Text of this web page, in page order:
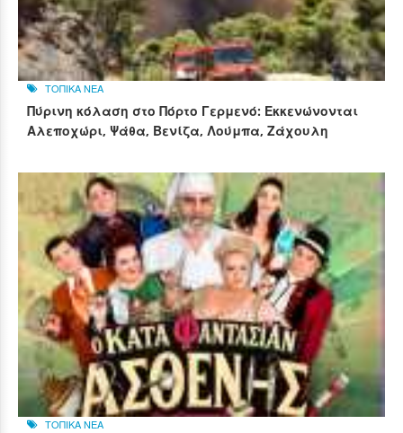
ΤΟΠΙΚΑ ΝΕΑ
Πύρινη κόλαση στο Πόρτο Γερμενό: Εκκενώνονται
Αλεποχώρι, Ψάθα, Βενίζα, Λούμπα, Ζάχουλη
ΤΟΠΙΚΑ ΝΕΑ